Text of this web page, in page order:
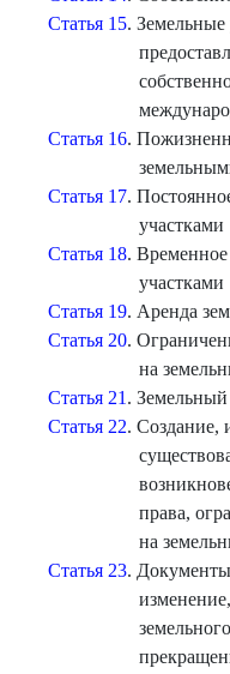
Статья 15.
Статья 16.
Статья 17.
участками
Статья 18.
участками
Статья 19. Аренда
Статья 20.
на
Статья 21 . Земельный
Статья 22. Создание,
права,
на
Статья 23.